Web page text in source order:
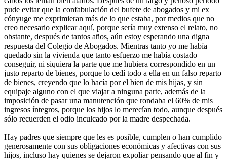
pude evitar que la confabulación del bufete de abogados y mi ex
cónyuge me exprimieran más de lo que estaba, por medios que no
creo necesario explicar aquí, porque sería muy extenso el relato, no
obstante, después de tantos años, aún estoy esperando una digna
respuesta del Colegio de Abogados. Mientras tanto yo me había
quedado sin la vivienda que tanto esfuerzo me había costado
conseguir, ni siquiera la parte que me hubiera correspondido en un
justo reparto de bienes, porque lo cedí todo a ella en un falso reparto
de bienes, creyendo que lo hacía por el bien de mis hijas, y sin
equipaje alguno con el que viajar a ninguna parte, además de la
imposición de pasar una manutención que rondaba el 60% de mis
ingresos íntegros, porque los hijos lo merecían todo, aunque después
sólo recuerden el odio inculcado por la madre despechada.
Hay padres que siempre que les es posible, cumplen o han cumplido
generosamente con sus obligaciones económicas y afectivas con sus
hijos, incluso hay quienes se dejaron expoliar pensando que al fin y